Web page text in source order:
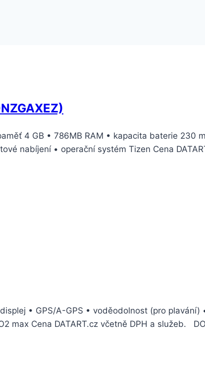
4 GB • 786MB RAM • kapacita baterie 230
nabíjení • operační systém Tizen Cena
• GPS/A-GPS • voděodolnost (pro plavání)
max Cena DATART.cz včetně DPH a služeb.